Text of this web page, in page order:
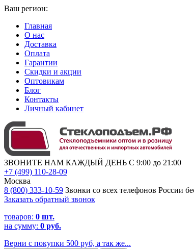
Ваш регион:
Главная
О нас
Доставка
Оплата
Гарантии
Скидки и акции
Оптовикам
Блог
Контакты
Личный кабинет
ЗВОНИТЕ НАМ КАЖДЫЙ ДЕНЬ С 9:00 до 21:00
+7 (499) 110-28-09
Москва
8 (800) 333-10-59 Звонки со всех телефонов России
Заказать обратный звонок
товаров: 0 шт.
на сумму: 0 руб.
Верни с покупки 500 руб, а так же...